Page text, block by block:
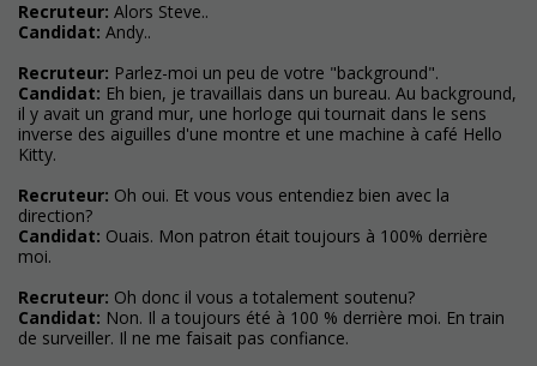
Recruteur: Alors Steve..
Candidat: Andy..
Recruteur: Parlez-moi un peu de votre "background".
Candidat: Eh bien, je travaillais dans un bureau. Au background,
il y avait un grand mur, une horloge qui tournait dans le sens
inverse des aiguilles d'une montre et une machine à café Hello
Kitty.
Recruteur: Oh oui. Et vous vous entendiez bien avec la
direction?
Candidat: Ouais. Mon patron était toujours à 100% derrière
moi.
Recruteur: Oh donc il vous a totalement soutenu?
Candidat: Non. Il a toujours été à 100 % derrière moi. En train
de surveiller. Il ne me faisait pas confiance.